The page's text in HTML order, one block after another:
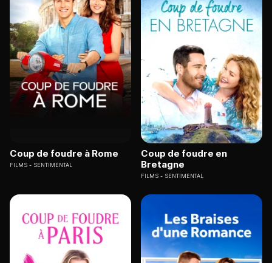
Coup de foudre à Rome
FILMS SENTIMENTAL
Coup de foudre en
Bretagne
FILMS SENTIMENTAL